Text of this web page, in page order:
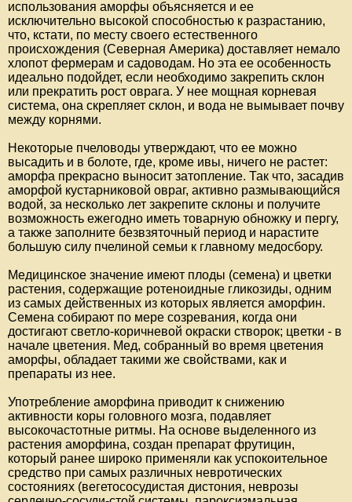
использования аморфы объясняется и ее
исключительно высокой способностью к разрастанию,
что, кстати, по месту своего естественного
происхождения (Северная Америка) доставляет немало
хлопот фермерам и садоводам. Но эта ее особенность
идеально подойдет, если необходимо закрепить склон
или прекратить рост оврага. У нее мощная корневая
система, она скрепляет склон, и вода не вымывает почву
между корнями.
Некоторые пчеловоды утверждают, что ее можно
высадить и в болоте, где, кроме ивы, ничего не растет:
аморфа прекрасно выносит затопление. Так что, засадив
аморфой кустарниковой овраг, активно размывающийся
водой, за несколько лет закрепите склоны и получите
возможность ежегодно иметь товарную обножку и пергу,
а также заполните безвзяточный период и нарастите
большую силу пчелиной семьи к главному медосбору.
Медицинское значение имеют плоды (семена) и цветки
растения, содержащие ротеноидные гликозиды, одним
из самых действенных из которых является аморфин.
Семена собирают по мере созревания, когда они
достигают светло-коричневой окраски створок; цветки - в
начале цветения. Мед, собранный во время цветения
аморфы, обладает такими же свойствами, как и
препараты из нее.
Употребление аморфина приводит к снижению
активности коры головного мозга, подавляет
высокочастотные ритмы. На основе выделенного из
растения аморфина, создан препарат фрутицин,
который ранее широко применяли как успокоительное
средство при самых различных невротических
состояниях (вегетососудистая дистония, неврозы